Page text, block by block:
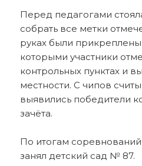
Перед педагогами
собрать все метки
руках были
которыми участники
контрольных пунктах и
местности. С чипов
выявились победители
зачёта.
По итогам соревнований
занял детский сад № 87.